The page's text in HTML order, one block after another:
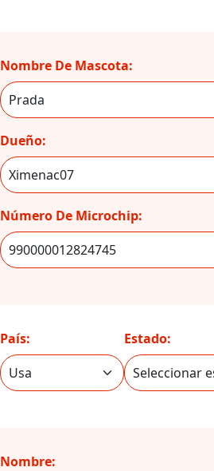
Nombre De Mascota:
Dueño:
Número De Microchip:
País: Estado:
Nombre: